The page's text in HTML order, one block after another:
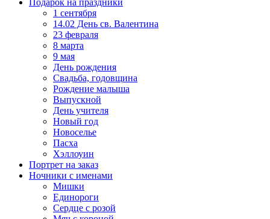
Подарок на праздники
1 сентября
14.02 День св. Валентина
23 февраля
8 марта
9 мая
День рождения
Свадьба, годовщина
Рождение малыша
Выпускной
День учителя
Новый год
Новоселье
Пасха
Хэллоуин
Портрет на заказ
Ночники с именами
Мишки
Единороги
Сердце с розой